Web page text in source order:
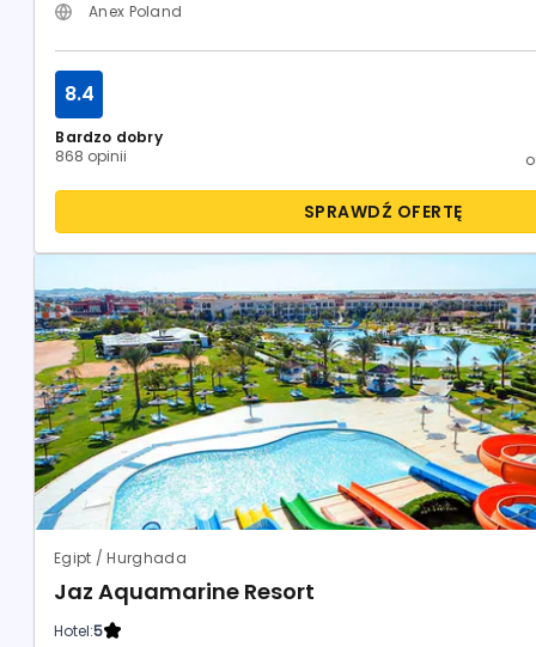
Anex Poland
Bardzo dobry
868 opinii
8.4
SPRAWDŹ OFERTĘ
Egipt / Hurghada
Jaz Aquamarine Resort
Hotel:5